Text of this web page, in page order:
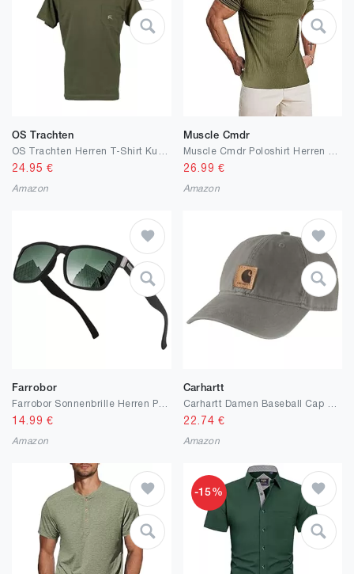
OS Trachten
24.95 €
Amazon
Muscle Cmdr
26.99 €
Amazon
Farrobor
14.99 €
Amazon
Carhartt
22.74 €
Amazon
-15%